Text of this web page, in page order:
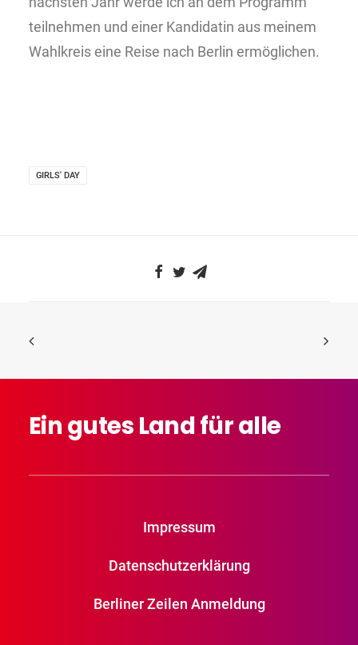
teilnehmen und einer Kandidatin aus meinem
Wahlkreis eine Reise nach Berlin ermöglichen.
GIRLS' DAY
EingutesLandfüralle
Impressum
Datenschutzerklärung
Berliner Zeilen Anmeldung